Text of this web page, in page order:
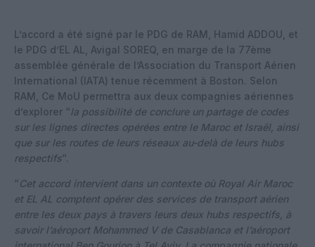
L’accord a été signé par le PDG de RAM, Hamid ADDOU, et
le PDG d’EL AL, Avigal SOREQ, en marge de la 77ème
assemblée générale de l’Association du Transport Aérien
International (IATA) tenue récemment à Boston. Selon
RAM, Ce MoU permettra aux deux compagnies aériennes
d’explorer “la possibilité de conclure un partage de codes
sur les lignes directes opérées entre le Maroc et Israël, ainsi
que sur les routes de leurs réseaux au-delà de leurs hubs
respectifs“.
“Cet accord intervient dans un contexte où Royal Air Maroc
et EL AL comptent opérer des services de transport aérien
entre les deux pays à travers leurs deux hubs respectifs, à
savoir l’aéroport Mohammed V de Casablanca et l’aéroport